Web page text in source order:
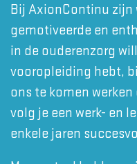
Bij AxionContinu
gemotiveerde en
in de ouderenzorg
vooropleiding hebt,
ons te komen
volg je een werk- en
enkele jaren